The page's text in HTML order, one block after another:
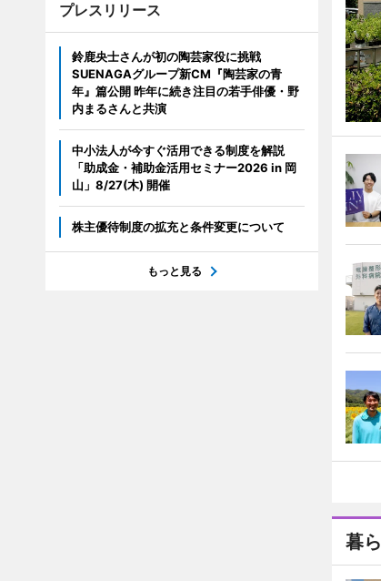
暮
プレスリリース
鈴鹿央士さんが初の陶芸家役に挑戦
SUENAGAグループ新CM『陶芸家の青
年』篇公開 昨年に続き注目の若手俳優・野
内まるさんと共演
中小法人が今すぐ活用できる制度を解説
「助成金・補助金活用セミナー2026 in 岡
山」8/27(木) 開催
株主優待制度の拡充と条件変更について
もっと見る